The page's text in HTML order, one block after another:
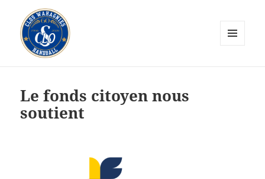
Le fonds citoyen nous
soutient